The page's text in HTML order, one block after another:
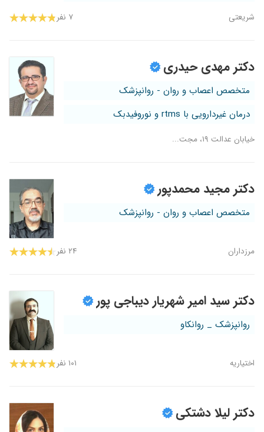
شریعتی ۷ نفر
دکتر مهدی حیدری
متخصص اعصاب و روان - روانپزشک
درمان غیردارویی با rtms و نوروفیدبک
خیابان عدالت ۱۹، مجت...
دکتر مجید محمدپور
متخصص اعصاب و روان - روانپزشک
مرزداران ۲۴ نفر
دکتر سید امیر شهریار دیباجی پور
روانپزشک _ روانکاو
اختیاریه ۱۰۱ نفر
دکتر لیلا دشتکی